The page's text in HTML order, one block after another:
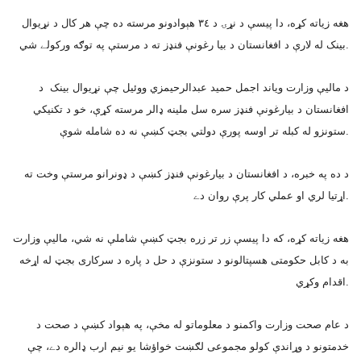
هغه زياته کړه، دا پيسې د نړۍ د ٣٤ هېوادونو مرسته ده چې هر کال د نړيوال
بينک له لارې د افغانستان د بيا رغونې فنډز ته د مرستې په توګه ورکولے شي.
د ماليې وزارت وياند اجمل حميد عبدالرحيمزي ووئيل چې نړيوال بينک د
افغانستان د بيارغونې فنډز سره سل ملينه ډالر مرسته کړې، خو د تکنيکي
ستونزو له کبله تر اوسه پورې دولتي بجټ کښې نه ده شامله شوې.
د ده په خبره، د افغانستان د بيارغونې فنډز کښې د ډونرانو مرستې وخت ته
اړتيا لري او عملي کار پرې روان دے.
هغه زياته کړه، که دا پيسې زر تر زره بجټ کښې شاملې نه شي، ماليې وزارت
به د کابل حکومتى هسپتالونو د ستونزې د حل د پاره د سرکارى بجټ له اړخه
اقدام وکړي.
د عام صحت وزارت واکمنو د معلوماتو له مخې، په هېواد کښې د صحت د
خدمتونو د وړاندې کولو مجموعى لګښت خواؤشا يو نيم ارب ډالره دے، چې